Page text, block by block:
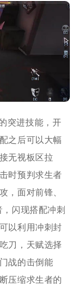
突进技能，开
之后可以大幅
无视板区拉
时预判求生者
，面对前锋、
闪现搭配冲刺
以利用冲刺封
刀，天赋选择
战的击倒能
压缩求生者的